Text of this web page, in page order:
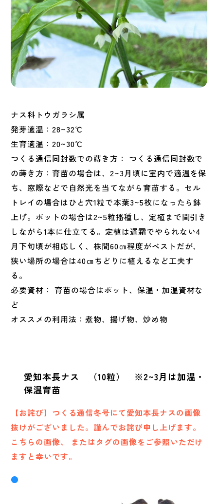
ナス科トウガラシ属
発芽適温：28~32℃
生育適温：20~30℃
つくる通信同封数での蒔き方： つくる通信同封数で
の蒔き方：育苗の場合は、2~3月頃に室内で適温を保
ち、窓際などで自然光を当てながら育苗する。セル
トレイの場合はひと穴1粒で本葉3~5枚になったら鉢
上げ。ポットの場合は2~5粒播種し、定植まで間引き
しながら1本に仕立てる。定植は遅霜でやられない4
月下旬頃が相応しく、株間60㎝程度がベストだが、
狭い場所の場合は40㎝ちどりに植えるなど工夫す
る。
必要資材： 育苗の場合はポット、保温・加温資材な
ど
オススメの利用法：煮物、揚げ物、炒め物
愛知本長ナス （10粒） ※2~3月は加温・
保温育苗
【お詫び】つくる通信冬号にて愛知本長ナスの画像
抜けがございました。謹んでお詫び申し上げます。
こちらの画像、 またはタグの画像をご参照いただけ
ますと幸いです。
●